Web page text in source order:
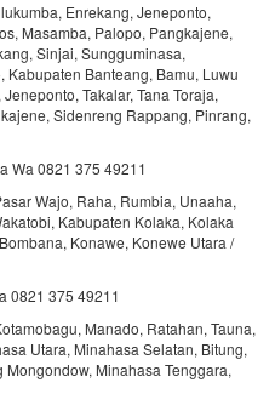
Enrekang, Jeneponto,
Masamba, Palopo, Pangkajene,
Sinjai, Sungguminasa,
Kabupaten Banteang, Bamu, Luwu
Takalar, Tana Toraja,
Sidenreng Rappang, Pinrang,
Wa 0821 375 49211
Wajo, Raha, Rumbia, Unaaha,
Kabupaten Kolaka, Kolaka
Konawe, Konewe Utara /
0821 375 49211
Manado, Ratahan, Tauna,
Utara, Minahasa Selatan, Bitung,
Minahasa Tenggara,